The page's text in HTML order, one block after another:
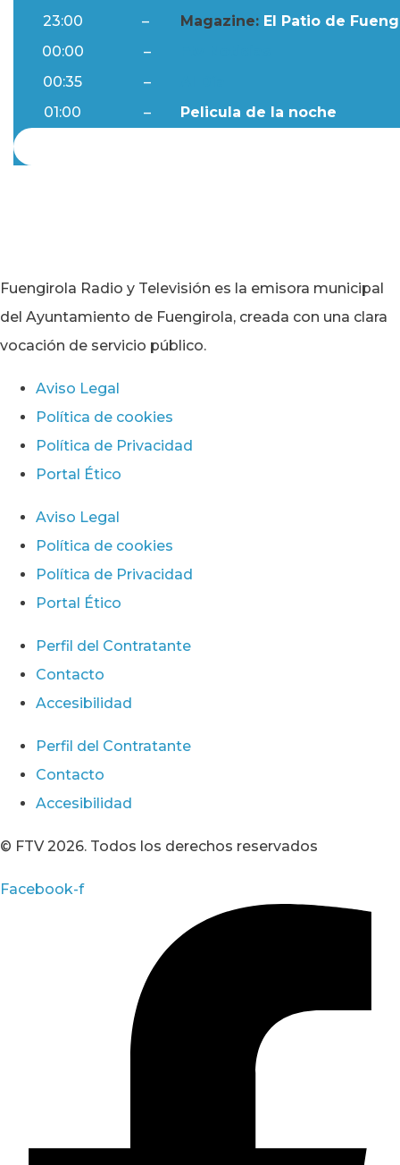
23:00
– Magazine: El Patio de
00:00
–
00:35
–
01:00
– Pelicula de la noche
Fuengirola Radio y Televisión es la emisora municipal
del Ayuntamiento de Fuengirola, creada con una clara
vocación de servicio público.
Aviso Legal
Política de cookies
Política de Privacidad
Portal Ético
Aviso Legal
Política de cookies
Política de Privacidad
Portal Ético
Perfil del Contratante
Contacto
Accesibilidad
Perfil del Contratante
Contacto
Accesibilidad
© FTV 2026. Todos los derechos reservados
Facebook-f